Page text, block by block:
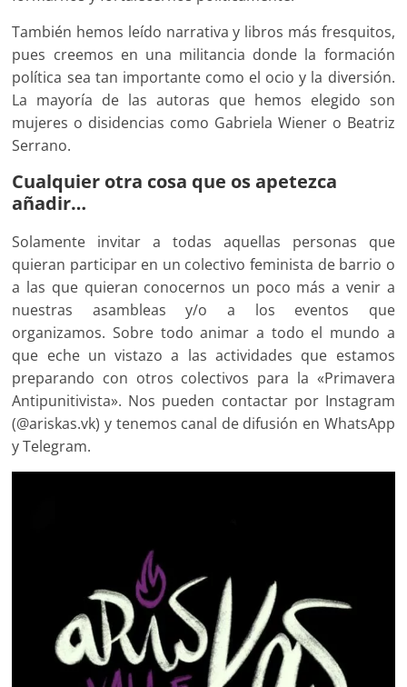
También hemos leído narrativa y libros más fresquitos,
pues creemos en una militancia donde la formación
política sea tan importante como el ocio y la diversión.
La mayoría de las autoras que hemos elegido son
mujeres o disidencias como Gabriela Wiener o Beatriz
Serrano.
Cualquier otra cosa que os apetezca
añadir…
Solamente invitar a todas aquellas personas que
quieran participar en un colectivo feminista de barrio o
a las que quieran conocernos un poco más a venir a
nuestras asambleas y/o a los eventos que
organizamos. Sobre todo animar a todo el mundo a
que eche un vistazo a las actividades que estamos
preparando con otros colectivos para la «Primavera
Antipunitivista». Nos pueden contactar por Instagram
(@ariskas.vk) y tenemos canal de difusión en WhatsApp
y Telegram.